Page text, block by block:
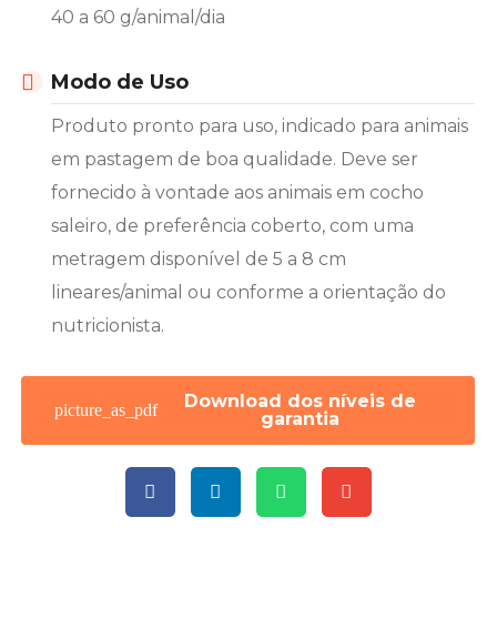
40 a 60 g/animal/dia
Modo de Uso​
Produto pronto para uso, indicado para animais
em pastagem de boa qualidade. Deve ser
fornecido à vontade aos animais em cocho
saleiro, de preferência coberto, com uma
metragem disponível de 5 a 8 cm
lineares/animal ou conforme a orientação do
nutricionista.
Download dos níveis de
garantia